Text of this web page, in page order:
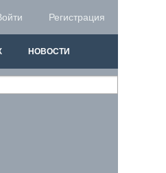
Регистрация
НОВОСТИ